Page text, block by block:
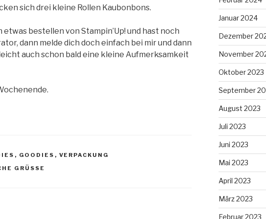
sich drei kleine Rollen Kaubonbons.
etwas bestellen von Stampin’Up! und hast noch
dann melde dich doch einfach bei mir und dann
auch schon bald eine kleine Aufmerksamkeit
, GOODIES , VERPACKUNG
GRÜSSE
Januar 2024
Dezember
November
Oktober 2023
September
August 2023
Juli 2023
Juni 2023
Mai 2023
April 2023
März 2023
Februar 2023